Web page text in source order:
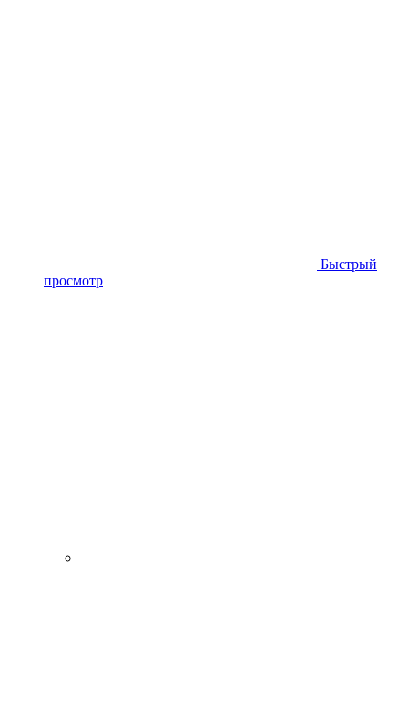
Быстрый
просмотр